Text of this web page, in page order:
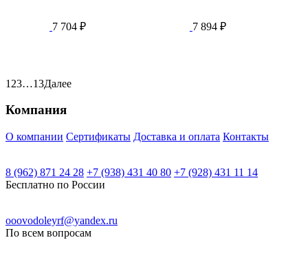
7 704 ₽ 7 894 ₽
1 23…13Далее
Компания
О компании Сертификаты Доставка и оплата Контакты
8 (962) 871 24 28 +7 (938) 431 40 80 +7 (928) 431 11 14
Бесплатно по России
ooovodoleyrf@yandex.ru
По всем вопросам